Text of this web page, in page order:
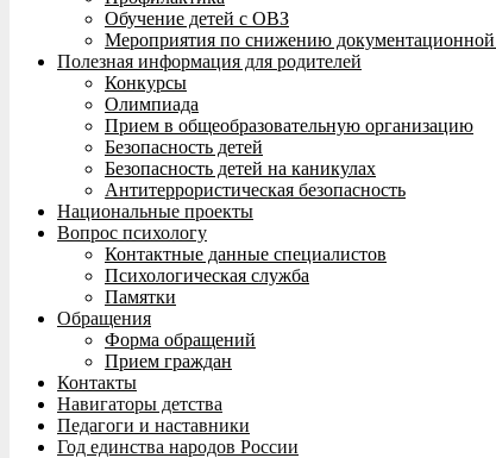
Обучение детей с ОВЗ
Мероприятия по снижению документационной
Полезная информация для родителей
Конкурсы
Олимпиада
Прием в общеобразовательную организацию
Безопасность детей
Безопасность детей на каникулах
Антитеррористическая безопасность
Национальные проекты
Вопрос психологу
Контактные данные специалистов
Психологическая служба
Памятки
Обращения
Форма обращений
Прием граждан
Контакты
Навигаторы детства
Педагоги и наставники
Год единства народов России